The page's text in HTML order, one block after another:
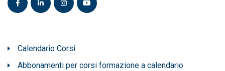
Calendario Corsi
Abbonamenti per corsi formazione a calendario